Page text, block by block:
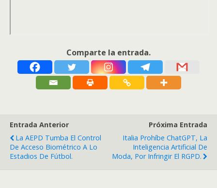
Comparte la entrada.
Entrada Anterior
La AEPD Tumba El Control
De Acceso Biométrico A Lo
Estadios De Fútbol.
Próxima Entrada
Italia Prohíbe ChatGPT, La
Inteligencia Artificial De
Moda, Por Infringir El RGPD.